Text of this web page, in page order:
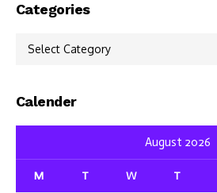
Categories
Categories
Calender
August 2026
M T W T